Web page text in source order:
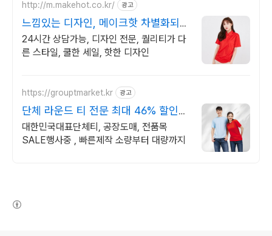
http://m.makehot.co.kr/ 광고
느낌있는 디자인, 메이크핫 차별화되고
세련된 디자인!
24시간 상담가능, 디자인 전문, 퀄리티가 다
른 스타일, 쿨한 세일, 핫한 디자인
https://grouptmarket.kr 광고
단체 라운드 티 전문 최대 46% 할인
이벤트!
대한민국대표단체티, 공장도매, 전품목
SALE행사중 , 빠른제작 소량부터 대량까지